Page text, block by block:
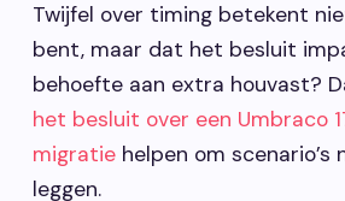
Twijfel over timing betekent
bent, maar dat het besluit
behoefte aan extra houvast?
het besluit over een Umbraco
migratie helpen om
leggen.